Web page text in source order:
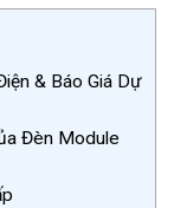
& Báo Giá Dự
Đèn Module